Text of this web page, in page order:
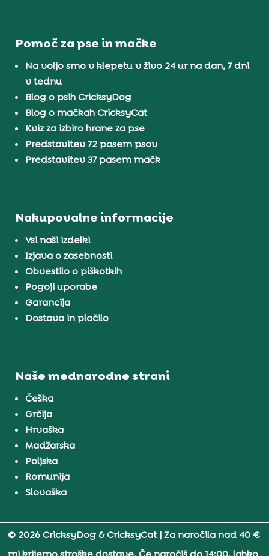
Pomoč za pse in mačke
Na voljo smo v klepetu v živo 24 ur na dan, 7 dni
v tednu
Blog o psih CricksyDog
Blog o mačkah CricksyCat
Kviz za izbiro hrane za pse
Predstavitev 72 pasem psov
Predstavitev 37 pasem mačk
Nakupovalne informacije
Vsi naši izdelki
Izjava o zasebnosti
Obvestilo o piškotkih
Pogoji uporabe
Garancija
Dostava in plačilo
Naše mednarodne strani
Češka
Grčija
Hrvaška
Madžarska
Poljska
Romunija
Slovaška
© 2026 CricksyDog & CricksyCat| Za naročila nad 40 €